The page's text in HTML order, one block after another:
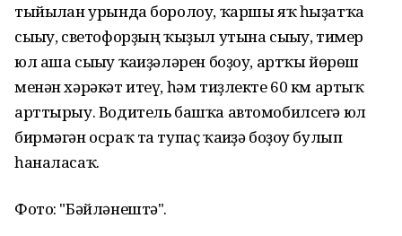
тыйылған урында боролоу, ҡаршы яҡ һыҙатҡа
сығыу, светофорҙың ҡыҙыл утына сығыу, тимер
юл аша сығыу ҡағиҙәләрен боҙоу, артҡы йөрөш
менән хәрәкәт итеү, һәм тиҙлекте 60 км артыҡ
арттырыу. Водитель башҡа автомобилсегә юл
бирмәгән осраҡ та тупаҫ ҡағиҙә боҙоу булып
һаналасаҡ.
Фото: "Бәйләнештә".